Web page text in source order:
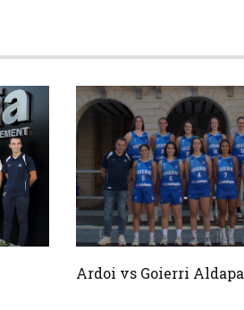
Ardoi vs Goierri Aldapa